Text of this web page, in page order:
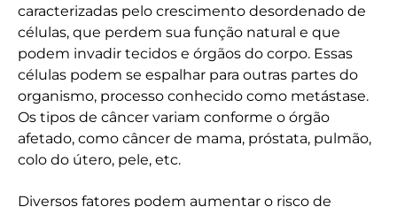
caracterizadas pelo crescimento desordenado de
células, que perdem sua função natural e que
podem invadir tecidos e órgãos do corpo. Essas
células podem se espalhar para outras partes do
organismo, processo conhecido como metástase.
Os tipos de câncer variam conforme o órgão
afetado, como câncer de mama, próstata, pulmão,
colo do útero, pele, etc.
Diversos fatores podem aumentar o risco de